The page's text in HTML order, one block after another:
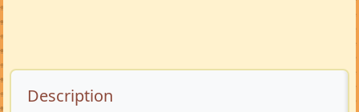
Description de l’annonce
Description